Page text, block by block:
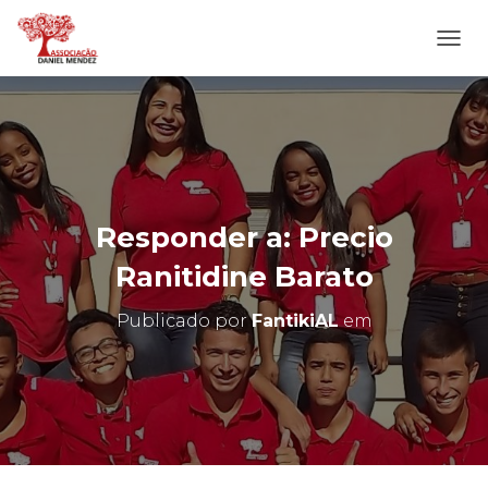
L
T
E
R
N
A
N
A
E
G
O
Responder a: Precio
Ranitidine Barato
Publicado porFantikiALem